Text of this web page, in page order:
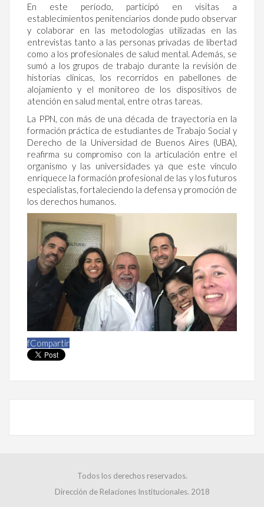
En este período, participó en visitas a
establecimientos penitenciarios donde pudo observar
y colaborar en las metodologías utilizadas en las
entrevistas tanto a las personas privadas de libertad
como a los profesionales de salud mental. Además, se
sumó a los grupos de trabajo durante la revisión de
historias clínicas, los recorridos en pabellones de
alojamiento y el monitoreo de los dispositivos de
atención en salud mental, entre otras tareas.
La PPN, con más de una década de trayectoria en la
formación práctica de estudiantes de Trabajo Social y
Derecho de la Universidad de Buenos Aires (UBA),
reafirma su compromiso con la articulación entre el
organismo y las universidades ya que este vínculo
enriquece la formación profesional de las y los futuros
especialistas, fortaleciendo la defensa y promoción de
los derechos humanos.
fCompartir
Todos los derechos reservados.
Dirección de Relaciones Institucionales. 2018